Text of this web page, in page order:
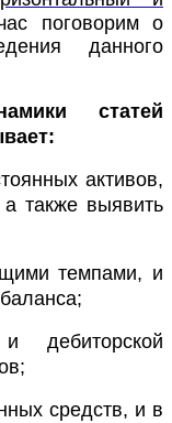
поговорим о
данного
статей
активов,
а также выявить
темпами, и
дебиторской
средств, и в